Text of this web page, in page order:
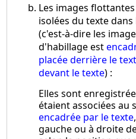
Les images
isolées du texte
(c'est-à-dire les
d'habillage est
placée derrière le
devant le texte) :
Elles sont
étaient associées au
encadrée par le texte
gauche ou à droite